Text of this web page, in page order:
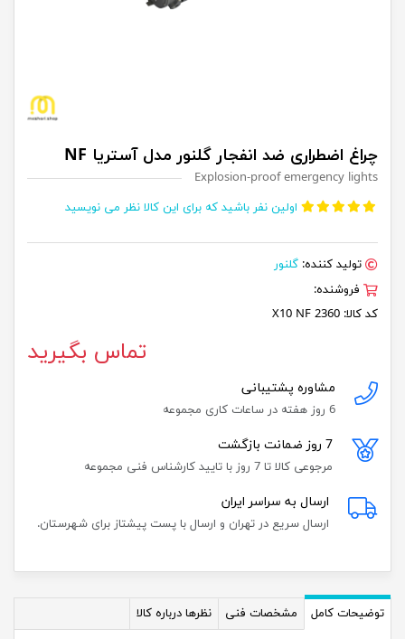
چراغ اضطراری ضد انفجار گلنور مدل آستریا NF
Explosion-proof emergency lights
اولین نفر باشید که برای این کالا نظر می نویسید
تولید کننده: گلنور
فروشنده:
کد کالا: X10 NF 2360
تماس بگیرید
مشاوره پشتیبانی
6 روز هفته در ساعات کاری مجموعه
7 روز ضمانت بازگشت
مرجوعی کالا تا 7 روز با تایید کارشناس فنی مجموعه
ارسال به سراسر ایران
ارسال سریع در تهران و ارسال با پست پیشتاز برای شهرستان.
توضیحات کامل مشخصات فنی نظرها درباره کالا